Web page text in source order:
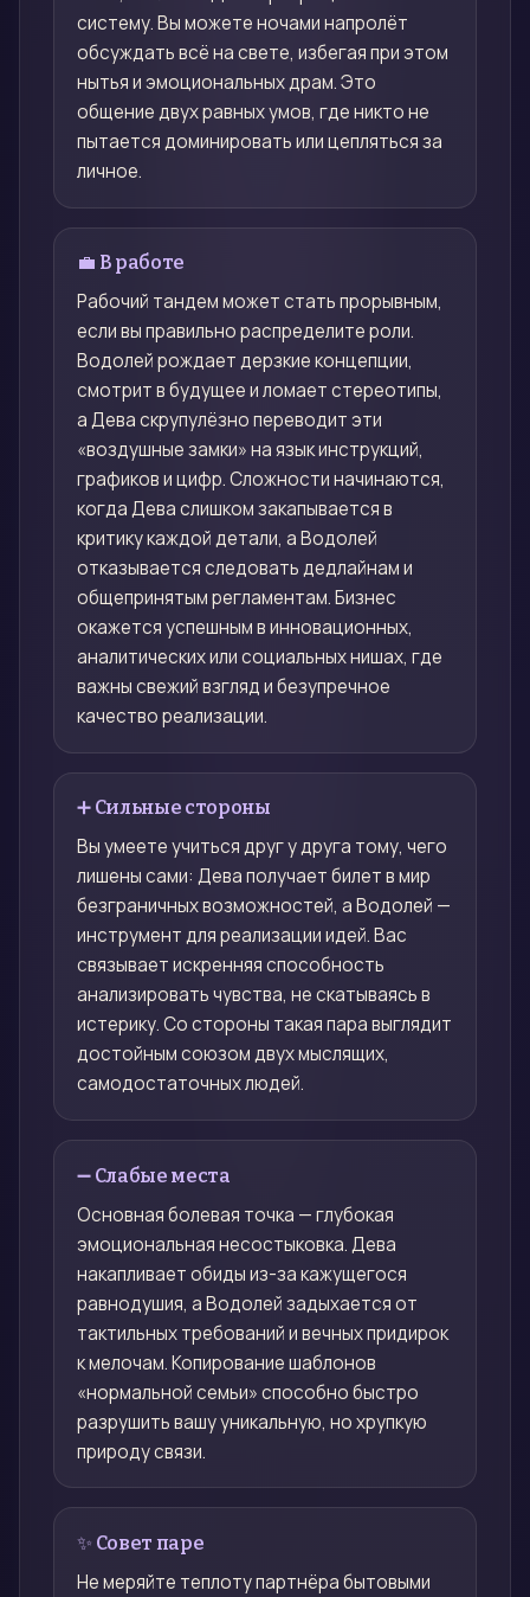
систему. Вы можете ночами напролёт
обсуждать всё на свете, избегая при этом
нытья и эмоциональных драм. Это
общение двух равных умов, где никто не
пытается доминировать или цепляться за
личное.
💼 В работе
Рабочий тандем может стать прорывным,
если вы правильно распределите роли.
Водолей рождает дерзкие концепции,
смотрит в будущее и ломает стереотипы,
а Дева скрупулёзно переводит эти
«воздушные замки» на язык инструкций,
графиков и цифр. Сложности начинаются,
когда Дева слишком закапывается в
критику каждой детали, а Водолей
отказывается следовать дедлайнам и
общепринятым регламентам. Бизнес
окажется успешным в инновационных,
аналитических или социальных нишах, где
важны свежий взгляд и безупречное
качество реализации.
➕ Сильные стороны
Вы умеете учиться друг у друга тому, чего
лишены сами: Дева получает билет в мир
безграничных возможностей, а Водолей —
инструмент для реализации идей. Вас
связывает искренняя способность
анализировать чувства, не скатываясь в
истерику. Со стороны такая пара выглядит
достойным союзом двух мыслящих,
самодостаточных людей.
➖ Слабые места
Основная болевая точка — глубокая
эмоциональная несостыковка. Дева
накапливает обиды из-за кажущегося
равнодушия, а Водолей задыхается от
тактильных требований и вечных придирок
к мелочам. Копирование шаблонов
«нормальной семьи» способно быстро
разрушить вашу уникальную, но хрупкую
природу связи.
✨ Совет паре
Не меряйте теплоту партнёра бытовыми